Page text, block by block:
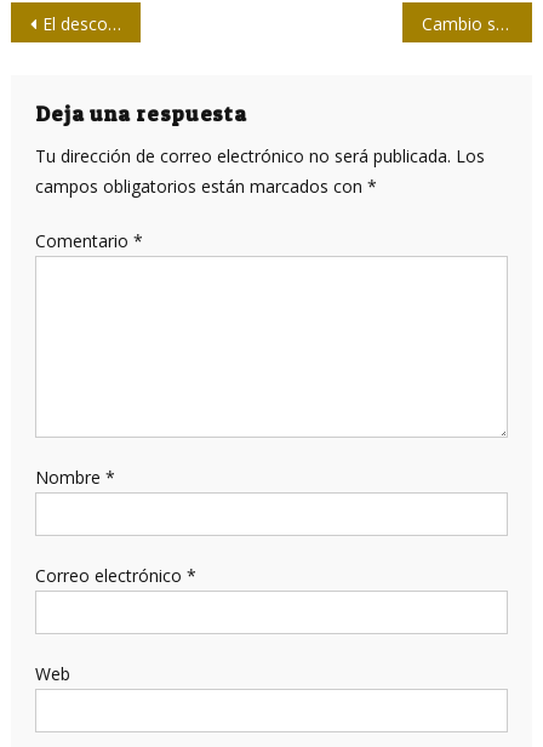
Navegación
entradas
El desconocido periodista Honorio Muñoz Cambio salarial, cambio editorial a debate en la UPEC
Deja una respuesta
Tu dirección de correo electrónico no será publicada. Los
campos obligatorios están marcados con *
Comentario *
Nombre *
Correo electrónico *
Web